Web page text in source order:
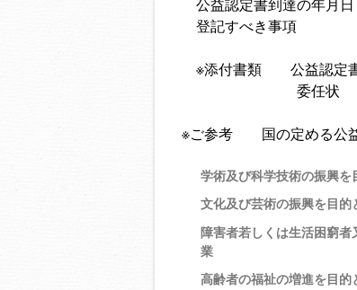
公益認定書到達の年
登記すべき事項
※添付書類 公益認
委任
※ご参考 国の定める公
学術及び科学技術の振興を
文化及び芸術の振興を目的
障害者若しくは生活困窮
業
高齢者の福祉の増進を目的